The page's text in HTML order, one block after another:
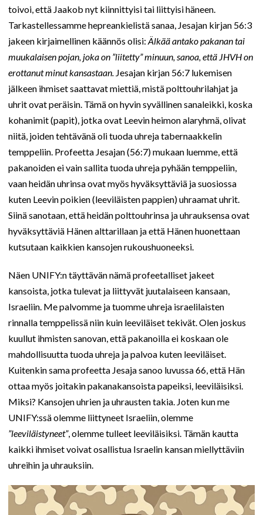
toivoi, että Jaakob nyt kiinnittyisi tai liittyisi häneen.
Tarkastellessamme hepreankielistä sanaa, Jesajan kirjan 56:3
jakeen kirjaimellinen käännös olisi: Älkää antako pakanan tai
muukalaisen pojan, joka on ”liitetty” minuun, sanoa, että JHVH on
erottanut minut kansastaan. Jesajan kirjan 56:7 lukemisen
jälkeen ihmiset saattavat miettiä, mistä polttouhrilahjat ja
uhrit ovat peräisin. Tämä on hyvin syvällinen sanaleikki, koska
kohanimit (papit), jotka ovat Leevin heimon alaryhmä, olivat
niitä, joiden tehtävänä oli tuoda uhreja tabernaakkelin
temppeliin. Profeetta Jesajan (56:7) mukaan luemme, että
pakanoiden ei vain sallita tuoda uhreja pyhään temppeliin,
vaan heidän uhrinsa ovat myös hyväksyttäviä ja suosiossa
kuten Leevin poikien (leeviläisten pappien) uhraamat uhrit.
Siinä sanotaan, että heidän polttouhrinsa ja uhrauksensa ovat
hyväksyttäviä Hänen alttarillaan ja että Hänen huonettaan
kutsutaan kaikkien kansojen rukoushuoneeksi.
Näen UNIFY:n täyttävän nämä profeetalliset jakeet
kansoista, jotka tulevat ja liittyvät juutalaiseen kansaan,
Israeliin. Me palvomme ja tuomme uhreja israelilaisten
rinnalla temppelissä niin kuin leeviläiset tekivät. Olen joskus
kuullut ihmisten sanovan, että pakanoilla ei koskaan ole
mahdollisuutta tuoda uhreja ja palvoa kuten leeviläiset.
Kuitenkin sama profeetta Jesaja sanoo luvussa 66, että Hän
ottaa myös joitakin pakanakansoista papeiksi, leeviläisiksi.
Miksi? Kansojen uhrien ja uhrausten takia. Joten kun me
UNIFY:ssä olemme liittyneet Israeliin, olemme
”leeviläistyneet”, olemme tulleet leeviläisiksi. Tämän kautta
kaikki ihmiset voivat osallistua Israelin kansan miellyttäviin
uhreihin ja uhrauksiin.